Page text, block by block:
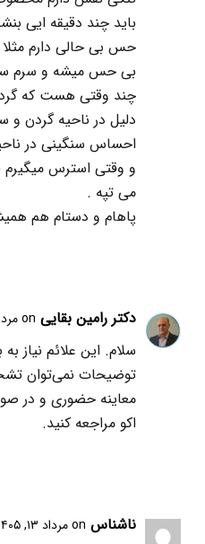
باید چند دقیقه ایی
حس بی حالی دارم مثلا
بی حس میشه و سرم
چند وقتی هست که
دلیل در ناحیه گردن و
احساس سنگینی در
و وقتی استرس میگیرم
می تپه .
پاهام و دستام هم
دکتر رامین بقایی on مرداد ۱۴, ۱۴۰۵ at ۱۱:۰۶ ق٫ظ
سلام. این علائم نیاز
توضیحات نمی‌توان
معاینه حضوری و در
اکو مراجعه کنید.
ناشناس on مرداد ۱۳, ۱۴۰۵ at ۱:۴۴ ب٫ظ